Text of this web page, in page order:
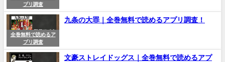
プリ調査
全巻無料で読めるア
プリ調査
九条の大罪｜全巻無料で読めるアプリ調査！
文豪ストレイドッグス｜全巻無料で読めるアプ